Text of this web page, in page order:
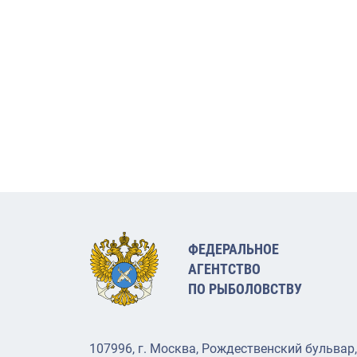
ФЕДЕРАЛЬНОЕ
АГЕНТСТВО
ПО РЫБОЛОВСТВУ
107996, г. Москва, Рождественский бульвар,